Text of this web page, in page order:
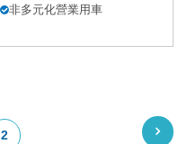
非多元化營業用車
2